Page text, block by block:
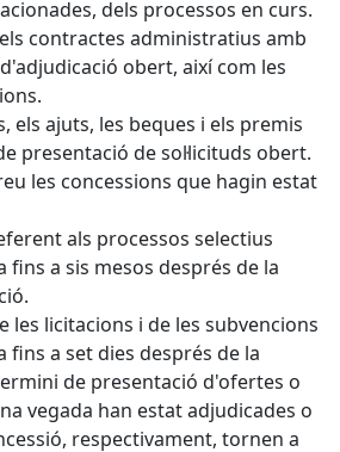
dels processos en curs.
contractes administratius amb
obert, així com les
els ajuts, les beques i els premis
presentació de sol·licituds obert.
les concessions que hagin estat
als processos selectius
fins a sis mesos després de la
les licitacions i de les subvencions
fins a set dies després de la
de presentació d'ofertes o
vegada han estat adjudicades o
respectivament, tornen a